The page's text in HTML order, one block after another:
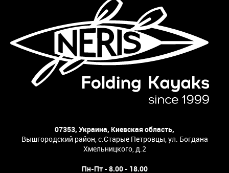
07353, Украина, Киевская область,
Вышгородский район, с.Старые Петровцы, ул. Богдана
Хмельницкого, д.2
Пн-Пт - 8.00 - 18.00